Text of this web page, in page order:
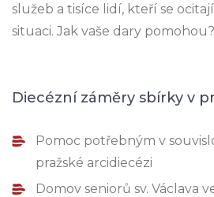
služeb a tisíce lidí, kteří se
situaci. Jak vaše dary pomohou?
Diecézní záměry sbírky v
Pomoc potřebným v
pražské arcidiecézi
Domov seniorů sv. Václava